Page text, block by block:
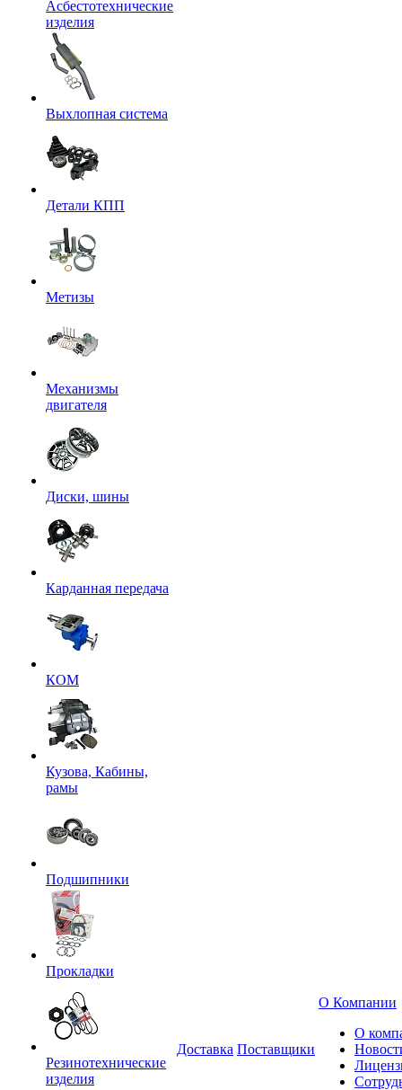
Асбестотехнические
изделия
Выхлопная система
Детали КПП
Метизы
Механизмы
двигателя
Диски, шины
Карданная передача
КОМ
Кузова, Кабины,
рамы
Подшипники
Прокладки
Резинотехнические
изделия
Доставка Поставщики
О Компании
О